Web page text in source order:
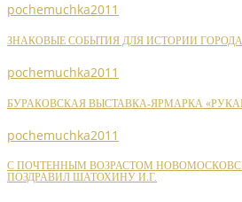
pochemuchka2011
ЗНАКОВЫЕ СОБЫТИЯ ДЛЯ ИСТОРИИ ГОРОДА
pochemuchka2011
БУРАКОВСКАЯ ВЫСТАВКА-ЯРМАРКА
pochemuchka2011
С ПОЧТЕННЫМ ВОЗРАСТОМ
ПОЗДРАВИЛ ШАТОХИНУ И.Г.